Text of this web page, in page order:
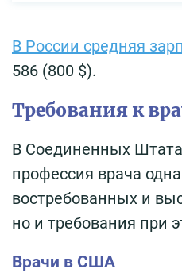
В России средняя
586 (800 $).
Требования к
В Соединенных
профессия врача
востребованных и
но и требования при
Врачи в США